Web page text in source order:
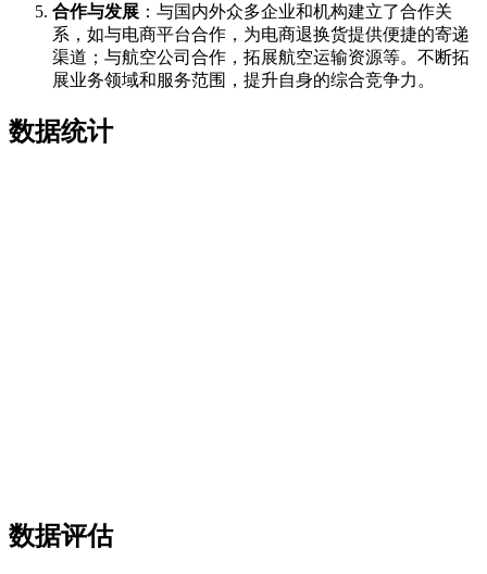
合作与发展 ：与国内外众多企业和机构建立了合作关
系，如与电商平台合作，为电商退换货提供便捷的寄递
渠道；与航空公司合作，拓展航空运输资源等。不断拓
展业务领域和服务范围，提升自身的综合竞争力。
数据统计
数据评估